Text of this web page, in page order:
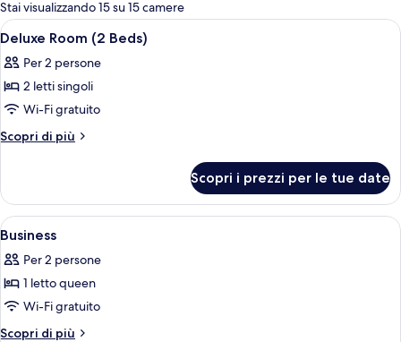
le
camere
Stai visualizzando 15 su 15 camere
Apri
tutte
le
foto
per
Deluxe
Beds)
Una camera d'albergo con due letti,
6
Deluxe Room (2 Beds)
Per 2 persone
2 letti singoli
Wi-Fi gratuito
Scopri di più
Altri
Room
(2
Beds)
Scopri i prezzi per le tue date
Apri
tutte
le
foto
per
Business
Una camera d'albergo moderna con
6
Business
Per 2 persone
1 letto queen
Wi-Fi gratuito
Scopri di più
Altri